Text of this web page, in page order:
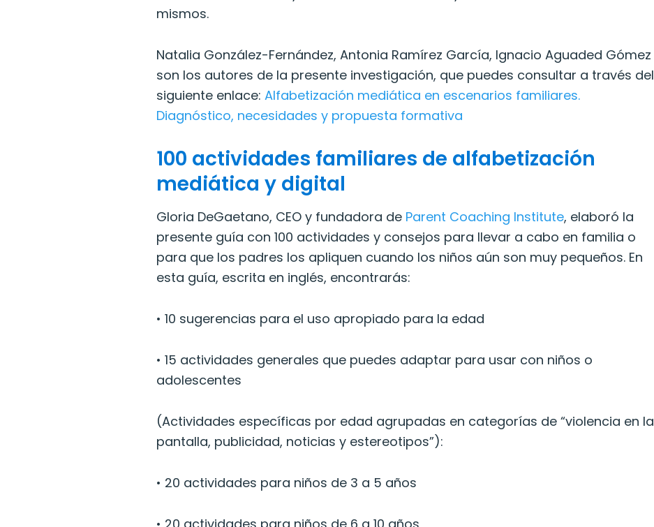
mismos.
Natalia González-Fernández, Antonia Ramírez García, Ignacio Aguaded Gómez
son los autores de la presente investigación, que puedes consultar a través del
siguiente enlace:Alfabetización mediática en escenarios familiares.
Diagnóstico, necesidades y propuesta formativa
100 actividades familiares de alfabetización
mediática y digital
Gloria DeGaetano, CEO y fundadora de Parent Coaching Institute, elaboró la
presente guía con 100 actividades y consejos para llevar a cabo en familia o
para que los padres los apliquen cuando los niños aún son muy pequeños. En
esta guía, escrita en inglés, encontrarás:
• 10 sugerencias para el uso apropiado para la edad
• 15 actividades generales que puedes adaptar para usar con niños o
adolescentes
(Actividades específicas por edad agrupadas en categorías de “violencia en la
pantalla, publicidad, noticias y estereotipos”):
• 20 actividades para niños de 3 a 5 años